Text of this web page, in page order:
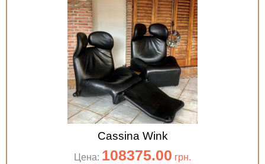
Cassina Wink
Цена: 108375.00 грн.